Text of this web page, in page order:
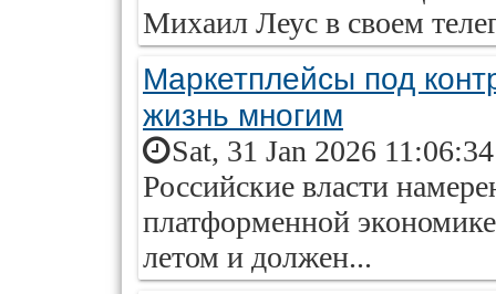
Михаил Леус в своем
Маркетплейсы под
жизнь многим
Sat, 31 Jan 2026
Российские власти
платформенной
летом и должен...